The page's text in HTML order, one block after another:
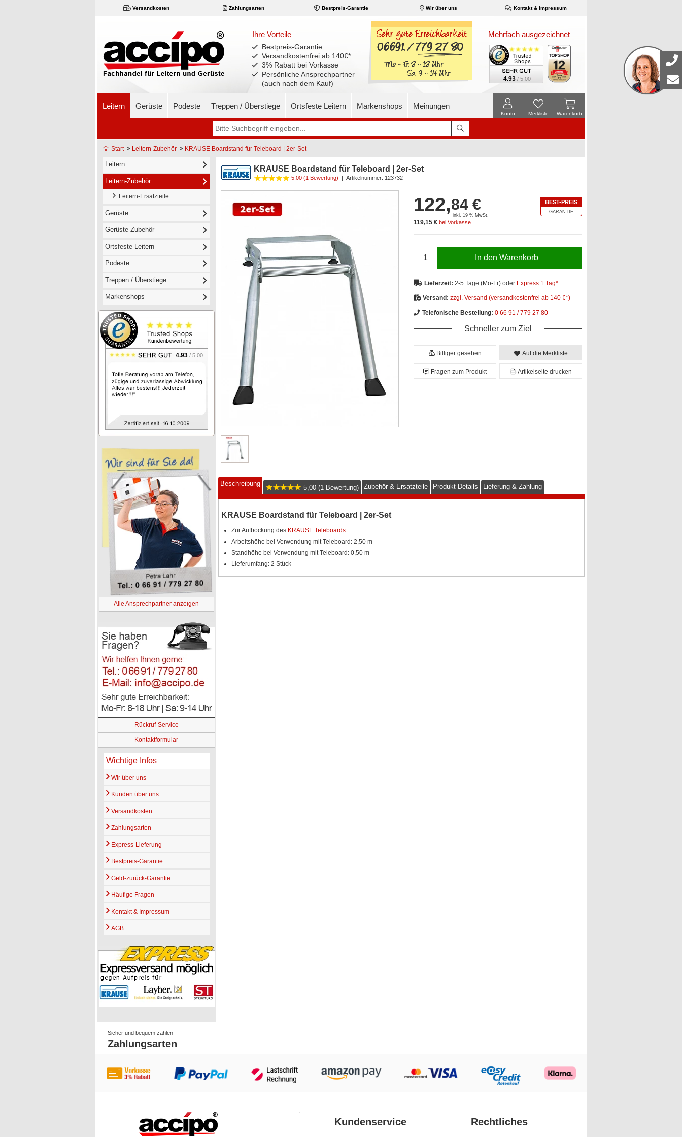
Versandkosten Zahlungsarten Bestpreis-Garantie Wir über uns Kontakt & Impressum
Ihre Vorteile
Bestpreis-Garantie
Versandkostenfrei ab 140€*
3% Rabatt bei Vorkasse
Persönliche Ansprechpartner
(auch nach dem Kauf)
Mehrfach ausgezeichnet
4.93 / 5.00
Leitern Gerüste Podeste Treppen / Überstiege Ortsfeste Leitern Markenshops Meinungen
Warenkorb
Merkliste
Konto
Start» Leitern-Zubehör » KRAUSE Boardstand für Teleboard | 2er-Set
Leitern
Leitern-Zubehör
Leitern-Ersatzteile
Gerüste
Gerüste-Zubehör
Ortsfeste Leitern
Podeste
Treppen / Überstiege
Markenshops
4.93 / 5.00
Alle Ansprechpartner anzeigen
Rückruf-Service
Kontaktformular
Wichtige Infos
Wir über uns
Kunden über uns
Versandkosten
Zahlungsarten
Express-Lieferung
Bestpreis-Garantie
Geld-zurück-Garantie
Häufige Fragen
Kontakt & Impressum
AGB
KRAUSE Boardstand für Teleboard | 2er-Set
5,00 (1 Bewertung) | Artikelnummer: 123732
BEST-PREIS
GARANTIE
122,84 €
inkl. 19 % MwSt.
119,15 € bei Vorkasse
In den Warenkorb
Lieferzeit: 2-5 Tage (Mo-Fr) oder Express 1 Tag*
Versand: zzgl. Versand (versandkostenfrei ab 140 €*)
Telefonische Bestellung: 0 66 91 / 779 27 80
Schneller zum Ziel
Billiger gesehen Auf die Merkliste
Fragen zum Produkt Artikelseite drucken
Beschreibung
5,00 (1 Bewertung) Zubehör & Ersatzteile Produkt-Details Lieferung & Zahlung
KRAUSE Boardstand für Teleboard | 2er-Set
Zur Aufbockung des KRAUSE Teleboards
Arbeitshöhe bei Verwendung mit Teleboard: 2,50 m
Standhöhe bei Verwendung mit Teleboard: 0,50 m
Lieferumfang: 2 Stück
Sicher und bequem zahlen
Zahlungsarten
Kundenservice Rechtliches